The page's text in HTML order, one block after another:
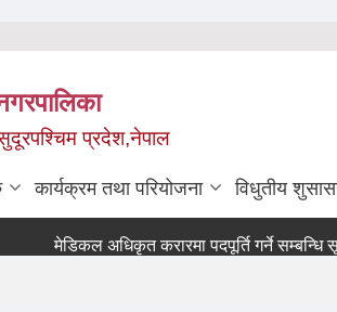
प्रदेश,नेपाल
कार्यक्रम तथा परियोजना विधुतीय
मेडिकल अधिकृत करारमा पदपूर्ति गर्ने सम्बन्धि